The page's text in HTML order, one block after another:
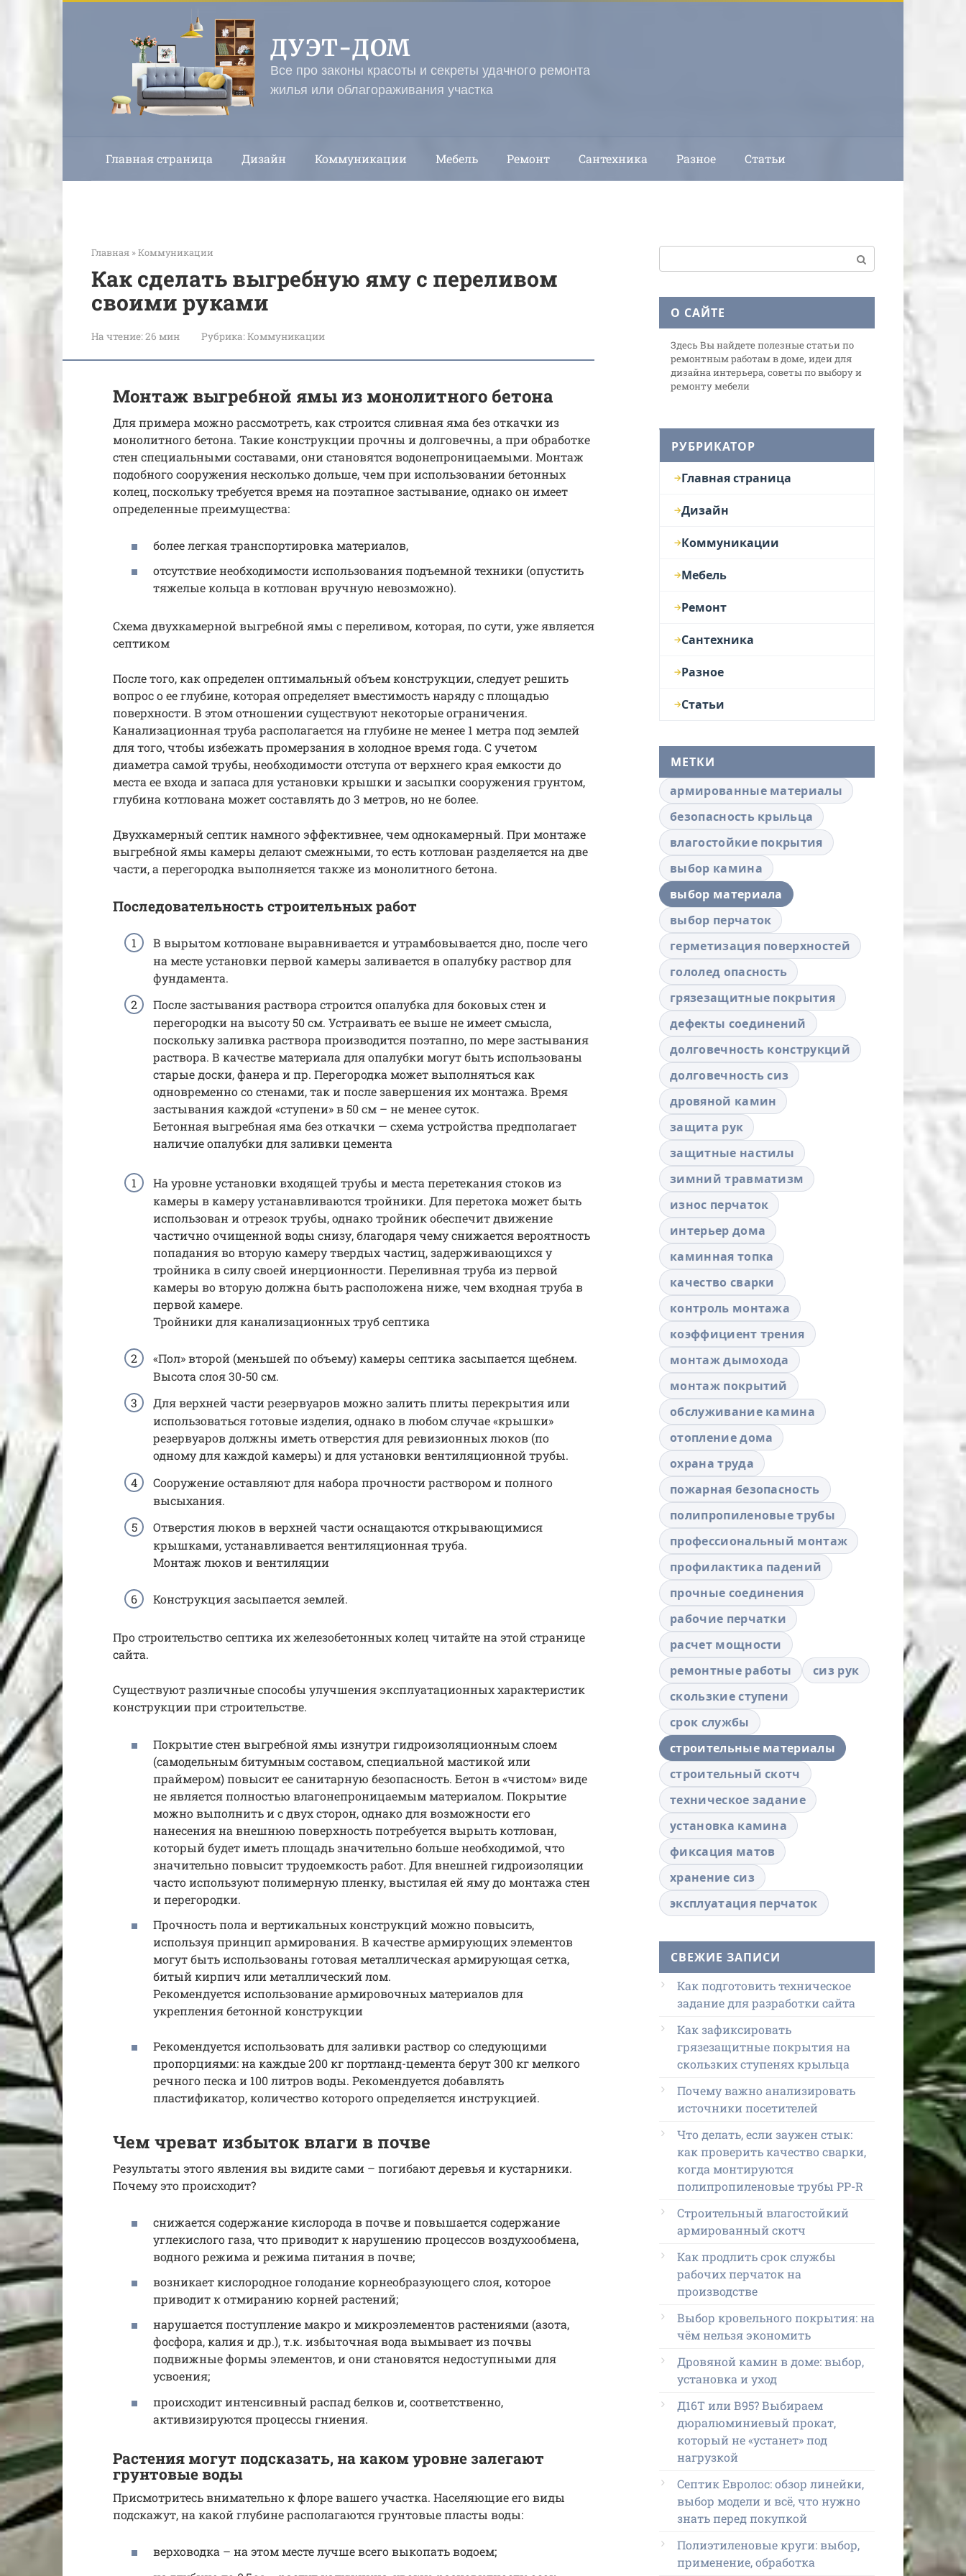
ДУЭТ-ДОМ
Все про законы красоты и секреты удачного ремонта
жилья или облагораживания участка
Главная страница Дизайн Коммуникации Мебель Ремонт Сантехника Разное Статьи
Главная »Коммуникации
Как сделать выгребную яму с переливом
своими руками
На чтение:26 мин Рубрика:Коммуникации
Монтаж выгребной ямы из монолитного бетона
Для примера можно рассмотреть, как строится сливная яма без откачки из
монолитного бетона. Такие конструкции прочны и долговечны, а при обработке
стен специальными составами, они становятся водонепроницаемыми. Монтаж
подобного сооружения несколько дольше, чем при использовании бетонных
колец, поскольку требуется время на поэтапное застывание, однако он имеет
определенные преимущества:
более легкая транспортировка материалов,
отсутствие необходимости использования подъемной техники (опустить
тяжелые кольца в котлован вручную невозможно).
Схема двухкамерной выгребной ямы с переливом, которая, по сути, уже является
септиком
После того, как определен оптимальный объем конструкции, следует решить
вопрос о ее глубине, которая определяет вместимость наряду с площадью
поверхности. В этом отношении существуют некоторые ограничения.
Канализационная труба располагается на глубине не менее 1 метра под землей
для того, чтобы избежать промерзания в холодное время года. С учетом
диаметра самой трубы, необходимости отступа от верхнего края емкости до
места ее входа и запаса для установки крышки и засыпки сооружения грунтом,
глубина котлована может составлять до 3 метров, но не более.
Двухкамерный септик намного эффективнее, чем однокамерный. При монтаже
выгребной ямы камеры делают смежными, то есть котлован разделяется на две
части, а перегородка выполняется также из монолитного бетона.
Последовательность строительных работ
В вырытом котловане выравнивается и утрамбовывается дно, после чего
на месте установки первой камеры заливается в опалубку раствор для
фундамента.
После застывания раствора строится опалубка для боковых стен и
перегородки на высоту 50 см. Устраивать ее выше не имеет смысла,
поскольку заливка раствора производится поэтапно, по мере застывания
раствора. В качестве материала для опалубки могут быть использованы
старые доски, фанера и пр. Перегородка может выполняться как
одновременно со стенами, так и после завершения их монтажа. Время
застывания каждой «ступени» в 50 см – не менее суток.
Бетонная выгребная яма без откачки — схема устройства предполагает
наличие опалубки для заливки цемента
На уровне установки входящей трубы и места перетекания стоков из
камеры в камеру устанавливаются тройники. Для перетока может быть
использован и отрезок трубы, однако тройник обеспечит движение
частично очищенной воды снизу, благодаря чему снижается вероятность
попадания во вторую камеру твердых частиц, задерживающихся у
тройника в силу своей инерционности. Переливная труба из первой
камеры во вторую должна быть расположена ниже, чем входная труба в
первой камере.
Тройники для канализационных труб септика
«Пол» второй (меньшей по объему) камеры септика засыпается щебнем.
Высота слоя 30-50 см.
Для верхней части резервуаров можно залить плиты перекрытия или
использоваться готовые изделия, однако в любом случае «крышки»
резервуаров должны иметь отверстия для ревизионных люков (по
одному для каждой камеры) и для установки вентиляционной трубы.
Сооружение оставляют для набора прочности раствором и полного
высыхания.
Отверстия люков в верхней части оснащаются открывающимися
крышками, устанавливается вентиляционная труба.
Монтаж люков и вентиляции
Конструкция засыпается землей.
Про строительство септика их железобетонных колец читайте на этой странице
сайта.
Существуют различные способы улучшения эксплуатационных характеристик
конструкции при строительстве.
Покрытие стен выгребной ямы изнутри гидроизоляционным слоем
(самодельным битумным составом, специальной мастикой или
праймером) повысит ее санитарную безопасность. Бетон в «чистом» виде
не является полностью влагонепроницаемым материалом. Покрытие
можно выполнить и с двух сторон, однако для возможности его
нанесения на внешнюю поверхность потребуется вырыть котлован,
который будет иметь площадь значительно больше необходимой, что
значительно повысит трудоемкость работ. Для внешней гидроизоляции
часто используют полимерную пленку, выстилая ей яму до монтажа стен
и перегородки.
Прочность пола и вертикальных конструкций можно повысить,
используя принцип армирования. В качестве армирующих элементов
могут быть использованы готовая металлическая армирующая сетка,
битый кирпич или металлический лом.
Рекомендуется использование армировочных материалов для
укрепления бетонной конструкции
Рекомендуется использовать для заливки раствор со следующими
пропорциями: на каждые 200 кг портланд-цемента берут 300 кг мелкого
речного песка и 100 литров воды. Рекомендуется добавлять
пластификатор, количество которого определяется инструкцией.
Чем чреват избыток влаги в почве
Результаты этого явления вы видите сами – погибают деревья и кустарники.
Почему это происходит?
снижается содержание кислорода в почве и повышается содержание
углекислого газа, что приводит к нарушению процессов воздухообмена,
водного режима и режима питания в почве;
возникает кислородное голодание корнеобразующего слоя, которое
приводит к отмиранию корней растений;
нарушается поступление макро и микроэлементов растениями (азота,
фосфора, калия и др.), т.к. избыточная вода вымывает из почвы
подвижные формы элементов, и они становятся недоступными для
усвоения;
происходит интенсивный распад белков и, соответственно,
активизируются процессы гниения.
Растения могут подсказать, на каком уровне залегают
грунтовые воды
Присмотритесь внимательно к флоре вашего участка. Населяющие его виды
подскажут, на какой глубине располагаются грунтовые пласты воды:
верховодка – на этом месте лучше всего выкопать водоем;
О САЙТЕ
Здесь Вы найдете полезные статьи по
ремонтным работам в доме, идеи для
дизайна интерьера, советы по выбору и
ремонту мебели
РУБРИКАТОР
Главная страница
Дизайн
Коммуникации
Мебель
Ремонт
Сантехника
Разное
Статьи
МЕТКИ
армированные материалы
безопасность крыльца
влагостойкие покрытия
выбор камина
выбор материала
выбор перчаток
герметизация поверхностей
гололед опасность
грязезащитные покрытия
дефекты соединений
долговечность конструкций
долговечность сиз
дровяной камин
защита рук
защитные настилы
зимний травматизм
износ перчаток
интерьер дома
каминная топка
качество сварки
контроль монтажа
коэффициент трения
монтаж дымохода
монтаж покрытий
обслуживание камина
отопление дома
охрана труда
пожарная безопасность
полипропиленовые трубы
профессиональный монтаж
профилактика падений
прочные соединения
рабочие перчатки
расчет мощности
ремонтные работы
сиз рук
скользкие ступени
срок службы
строительные материалы
строительный скотч
техническое задание
установка камина
фиксация матов
хранение сиз
эксплуатация перчаток
СВЕЖИЕ ЗАПИСИ
Как подготовить техническое
задание для разработки сайта
Как зафиксировать
грязезащитные покрытия на
скользких ступенях крыльца
Почему важно анализировать
источники посетителей
Что делать, если заужен стык:
как проверить качество сварки,
когда монтируются
полипропиленовые трубы PP-R
Строительный влагостойкий
армированный скотч
Как продлить срок службы
рабочих перчаток на
производстве
Выбор кровельного покрытия: на
чём нельзя экономить
Дровяной камин в доме: выбор,
установка и уход
Д16Т или В95? Выбираем
дюралюминиевый прокат,
который не «устанет» под
нагрузкой
Септик Евролос: обзор линейки,
выбор модели и всё, что нужно
знать перед покупкой
Полиэтиленовые круги: выбор,
применение, обработка